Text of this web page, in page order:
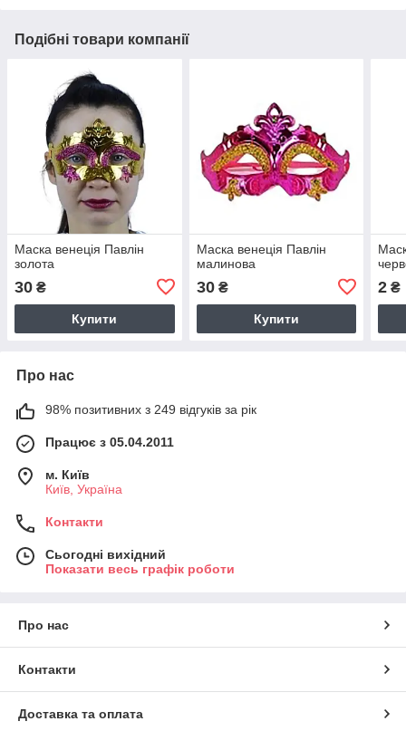
Подібні товари компанії
Маска венеція Павлін
золота
30 ₴
Купити
Маска венеція Павлін
малинова
30₴
Купити
2 ₴
Про нас
98% позитивних з 249 відгуків за рік
Працює з 05.04.2011
м. Київ
Київ, Україна
Контакти
Сьогодні вихідний
Показати весь графік роботи
Про нас
Контакти
Доставка та оплата